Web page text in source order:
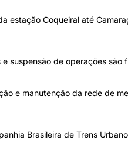
estação Coqueiral até
suspensão de operações
e manutenção da rede de
Brasileira de Trens